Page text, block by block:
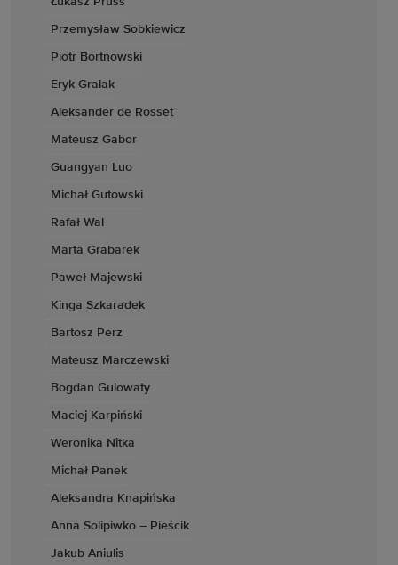
Przemysław Sobkiewicz
Piotr Bortnowski
Eryk Gralak
Aleksander de Rosset
Mateusz Gabor
Guangyan Luo
Michał Gutowski
Rafał Wal
Marta Grabarek
Paweł Majewski
Kinga Szkaradek
Bartosz Perz
Mateusz Marczewski
Bogdan Gulowaty
Maciej Karpiński
Weronika Nitka
Michał Panek
Aleksandra Knapińska
Anna Solipiwko – Pieścik
Jakub Aniulis